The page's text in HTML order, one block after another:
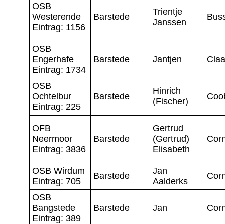
OSB
Westerende
Eintrag: 1156
Barstede
Trientje
Janssen
OSB
Engerhafe
Eintrag: 1734
Barstede Jantjen
OSB
Ochtelbur
Eintrag: 225
Barstede
Hinrich
(Fischer)
OFB
Neermoor
Eintrag: 3836
Barstede
Gertrud
(Gertrud)
Elisabeth
OSB Wirdum
Eintrag: 705
Barstede
Jan
Aalderks
OSB
Bangstede
Eintrag: 389
Barstede Jan